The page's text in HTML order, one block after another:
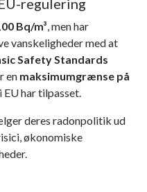
Bq/m³ , men har
vanskeligheder med at
Safety Standards
en maksimumgrænse på
EU har tilpasset.
deres radonpolitik ud
økonomiske